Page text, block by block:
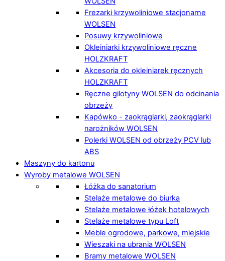
Frezarki krzywoliniowe stacjonarne
WOLSEN
Posuwy krzywoliniowe
Okleiniarki krzywoliniowe ręczne
HOLZKRAFT
Akcesoria do okleiniarek ręcznych
HOLZKRAFT
Ręczne gilotyny WOLSEN do odcinania
obrzeży
Kapówko - zaokrąglarki, zaokrąglarki
narożników WOLSEN
Polerki WOLSEN od obrzeży PCV lub
ABS
Maszyny do kartonu
Wyroby metalowe WOLSEN
Łóżka do sanatorium
Stelaże metalowe do biurka
Stelaże metalowe łóżek hotelowych
Stelaże metalowe typu Loft
Meble ogrodowe, parkowe, miejskie
Wieszaki na ubrania WOLSEN
Bramy metalowe WOLSEN